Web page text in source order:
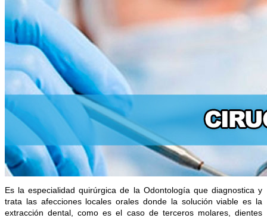
Es la especialidad quirúrgica de la Odontología que diagnostica y
trata las afecciones locales orales donde la solución viable es la
extracción dental, como es el caso de terceros molares, dientes